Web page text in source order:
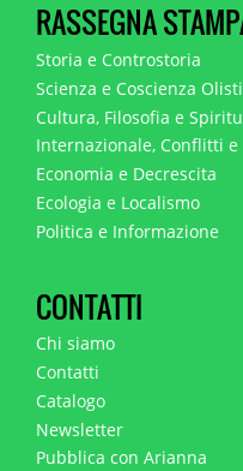
RASSEGNA
Storia e Controstoria
Scienza e Coscienza
Cultura, Filosofia e
Internazionale, Conflitti
Economia e Decrescita
Ecologia e Localismo
Politica e Informazione
CONTATTI
Chi siamo
Contatti
Catalogo
Newsletter
Pubblica con Arianna